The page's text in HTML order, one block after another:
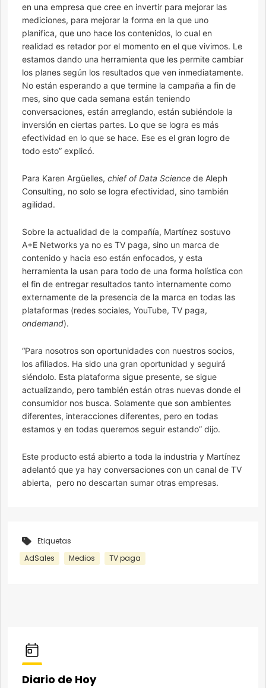
en una empresa que cree en invertir para mejorar las
mediciones, para mejorar la forma en la que uno
planifica, que uno hace los contenidos, lo cual en
realidad es retador por el momento en el que vivimos. Le
estamos dando una herramienta que les permite cambiar
los planes según los resultados que ven inmediatamente.
No están esperando a que termine la campaña a fin de
mes, sino que cada semana están teniendo
conversaciones, están arreglando, están subiéndole la
inversión en ciertas partes. Lo que se logra es más
efectividad en lo que se hace. Ese es el gran logro de
todo esto” explicó.
Para Karen Argüelles, chief of Data Science de Aleph
Consulting, no solo se logra efectividad, sino también
agilidad.
Sobre la actualidad de la compañía, Martínez sostuvo
A+E Networks ya no es TV paga, sino un marca de
contenido y hacia eso están enfocados, y esta
herramienta la usan para todo de una forma holística con
el fin de entregar resultados tanto internamente como
externamente de la presencia de la marca en todas las
plataformas (redes sociales, YouTube, TV paga,
ondemand).
“Para nosotros son oportunidades con nuestros socios,
los afiliados. Ha sido una gran oportunidad y seguirá
siéndolo. Esta plataforma sigue presente, se sigue
actualizando, pero también están otras nuevas donde el
consumidor nos busca. Solamente que son ambientes
diferentes, interacciones diferentes, pero en todas
estamos y en todas queremos seguir estando” dijo.
Este producto está abierto a toda la industria y Martínez
adelantó que ya hay conversaciones con un canal de TV
abierta, pero no descartan sumar otras empresas.
Etiquetas
AdSales
Medios TV paga
Diario de Hoy